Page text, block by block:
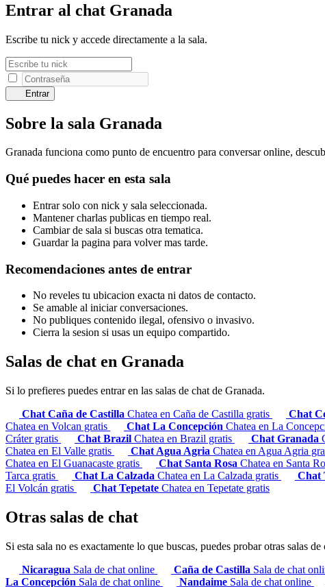
Entrar al chat Granada
Escribe tu nick y accede directamente a la sala.
Entrar
Sobre la sala Granada
Granada funciona como punto de encuentro para conversar online,
Qué puedes hacer en esta sala
Entrar solo con nick y sala seleccionada.
Mantener charlas publicas en tiempo real.
Cambiar de sala si buscas otra tematica.
Guardar la pagina para volver mas tarde.
Recomendaciones antes de entrar
No reveles tu ubicacion exacta ni datos de contacto.
Se amable al iniciar conversaciones.
No publiques contenido ilegal, ofensivo o invasivo.
Cierra la sesion si usas un equipo compartido.
Salas de chat en Granada
Si lo prefieres puedes entrar en las salas de chat de Granada.
Chat Caña de Castilla Chatea en Caña de Castilla gratis Chat
Chatea en Volcan gratis
Chat La Concepción Chatea en La
Cráter gratis
Chat Brazil Chatea en Brazil gratis Chat Granada
Chatea en El Valle gratis
Chat Agua Agria Chatea en Agua Agria
Chatea en El Guanacaste gratis
Chat Santa Rosa Chatea en Santa
Tarca gratis
Chat La Calzada Chatea en La Calzada gratis Chat
El Volcán gratis
Chat Tepetate Chatea en Tepetate gratis
Otras salas de chat
Si esta sala no es exactamente lo que buscas, puedes probar otras salas
Nicaragua Sala de chat online Caña de Castilla Sala de chat
La Concepción Sala de chat online Nandaime Sala de chat online